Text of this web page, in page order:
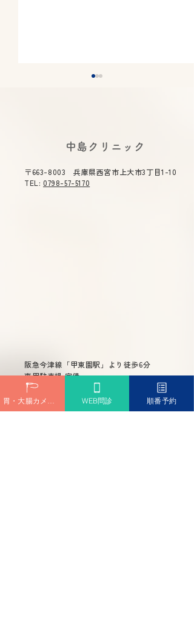
出口便秘(直腸型便秘)の治
​中島クリニック
〒663-8003 兵庫県西宮市上大市3丁目1-10
TEL:0798-57-5170
阪急今津線「甲東園駅」より徒歩6分
専用駐車場 完備
問診票ダウンロード
WEB問診 順番予約